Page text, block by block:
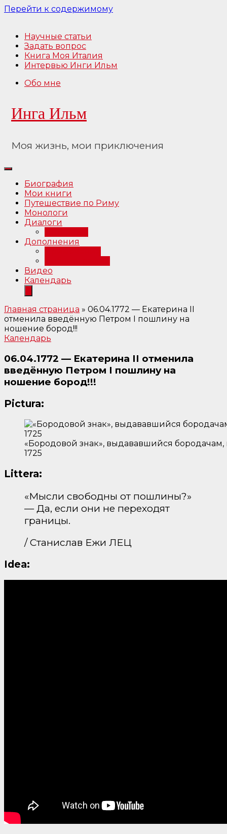
Перейти к содержимому
Научные статьи
Задать вопрос
Книга Моя Италия
Интервью Инги Ильм
Обо мне
Инга Ильм
Моя жизнь, мои приключения
Биография
Мои книги
Путешествие по Риму
Монологи
Диалоги
Дополнения
Видео
Календарь
Главная страница » 06.04.1772 — Екатерина II
отменила введённую Петром I пошлину на
ношение бород!!!
Календарь
06.04.1772 — Екатерина II отменила
введённую Петром I пошлину на
ношение бород!!!
Pictura:
«Бородовой знак», выдававшийся
1725
Littera:
«Мысли свободны от пошлины?»
— Да, если они не переходят
границы.
/ Станислав Ежи ЛЕЦ
Idea: